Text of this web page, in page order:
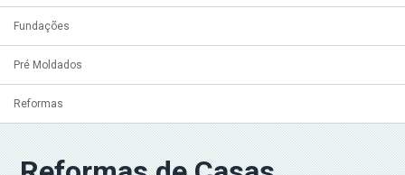
Fundações
Pré Moldados
Reformas